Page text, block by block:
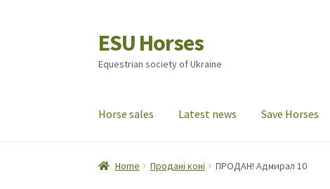
Skip
to
navigation
Skip
to
content
ESU Horses
Equestrian society of Ukraine
Horse sales Latest news Save Horses
Home Продані коні ПРОДАН! Адмирал 10